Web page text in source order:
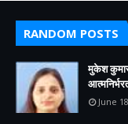
RANDOM POSTS
मुकेश
June